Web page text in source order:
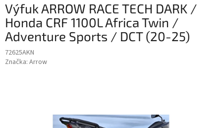
Výfuk ARROW RACE TECH DARK /
Honda CRF 1100L Africa Twin /
Adventure Sports / DCT (20-25)
72625AKN
Značka: Arrow